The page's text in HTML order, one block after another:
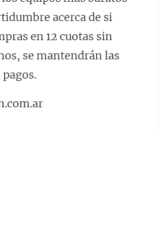
acerca de si
en 12 cuotas sin
se mantendrán las